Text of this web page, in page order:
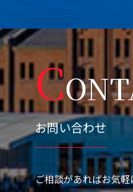
C
お問い合わせ
ご相談があればお気